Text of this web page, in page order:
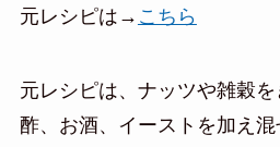
元レシピは→ こちら
元レシピは、ナッツや雑穀
酢、お酒、イーストを加え混